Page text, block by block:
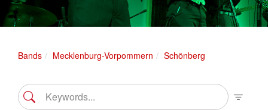
Bands Mecklenburg-Vorpommern Schönberg